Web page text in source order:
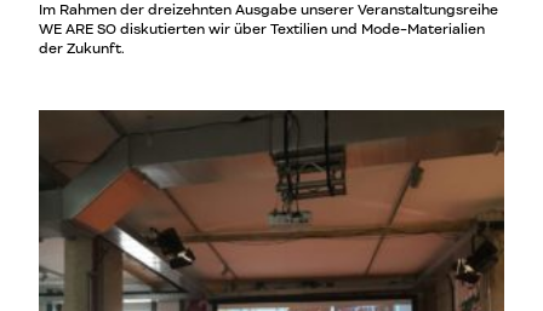
Im Rahmen der dreizehnten Ausgabe unserer Veranstaltungsreihe
WE ARE SO diskutierten wir über Textilien und Mode-Materialien
der Zukunft.